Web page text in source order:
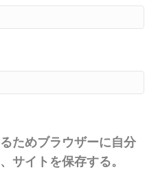
ためブラウザーに自分
サイトを保存する。